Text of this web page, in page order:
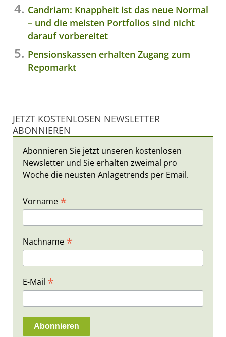
Candriam: Knappheit ist das neue Normal
– und die meisten Portfolios sind nicht
darauf vorbereitet
Pensionskassen erhalten Zugang zum
Repomarkt
JETZT KOSTENLOSEN NEWSLETTER
ABONNIEREN
Abonnieren Sie jetzt unseren kostenlosen
Newsletter und Sie erhalten zweimal pro
Woche die neusten Anlagetrends per Email.
Vorname *
Nachname *
E-Mail *